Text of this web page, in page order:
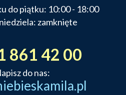
do piątku: 10:00 - 18:00
zamknięte
861 42 00
do nas: